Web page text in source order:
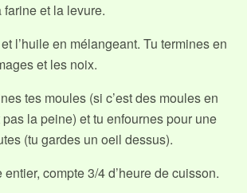
et la levure.
l’huile en mélangeant. Tu termines en
et les noix.
tes moules (si c’est des moules en
pas la peine) et tu enfournes pour une
(tu gardes un oeil dessus).
compte 3/4 d’heure de cuisson.